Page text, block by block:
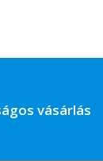
vásárlás